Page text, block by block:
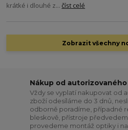
krátké i dlouhé z...číst celé
Zobrazit všechny
Nákup od
Vždy se vyplatí nakupovat od
zboží odesíláme do 3 dnů,
odborně poradíme, případné
bleskově, přístroje
provedeme montáž optiky i